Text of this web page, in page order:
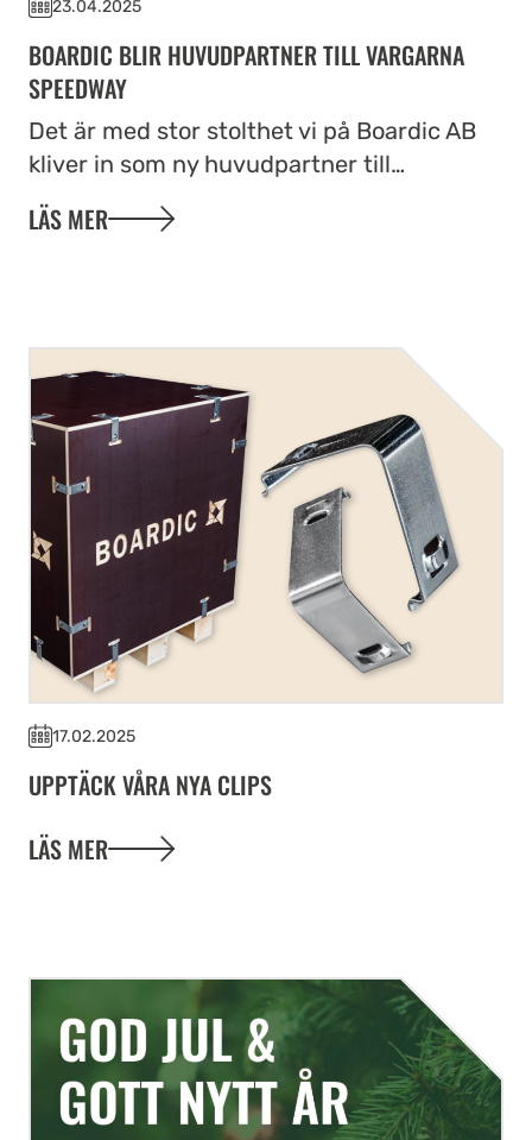
23.04.2025
BOARDIC BLIR HUVUDPARTNER TILL VARGARNA
SPEEDWAY
Det är med stor stolthet vi på Boardic AB
kliver in som ny huvudpartner till…
LÄS MER
17.02.2025
UPPTÄCK VÅRA NYA CLIPS
LÄS MER